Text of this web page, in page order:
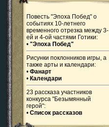
Повесть "Эпоха Побед" о
событиях 10-летнего
временного отрезка между 3-
ей и 4-ой частями Готики:
• "Эпоха Побед"
Рисунки поклонников игры, а
также арты и календари:
• Фанарт
• Календари
23 рассказа участников
конкурса "Безымянный
герой":
• Список рассказов